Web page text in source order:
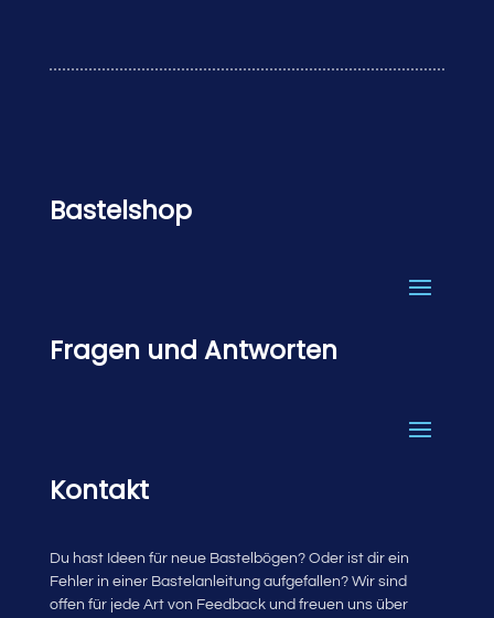
Bastelshop
Fragen und Antworten
Kontakt
Du hast Ideen für neue Bastelbögen? Oder ist dir ein
Fehler in einer Bastelanleitung aufgefallen? Wir sind
offen für jede Art von Feedback und freuen uns über